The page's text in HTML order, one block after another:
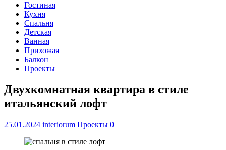
Гостиная
Кухня
Спальня
Детская
Ванная
Прихожая
Балкон
Проекты
Двухкомнатная квартира в стиле
итальянский лофт
25.01.2024 interiorum Проекты 0